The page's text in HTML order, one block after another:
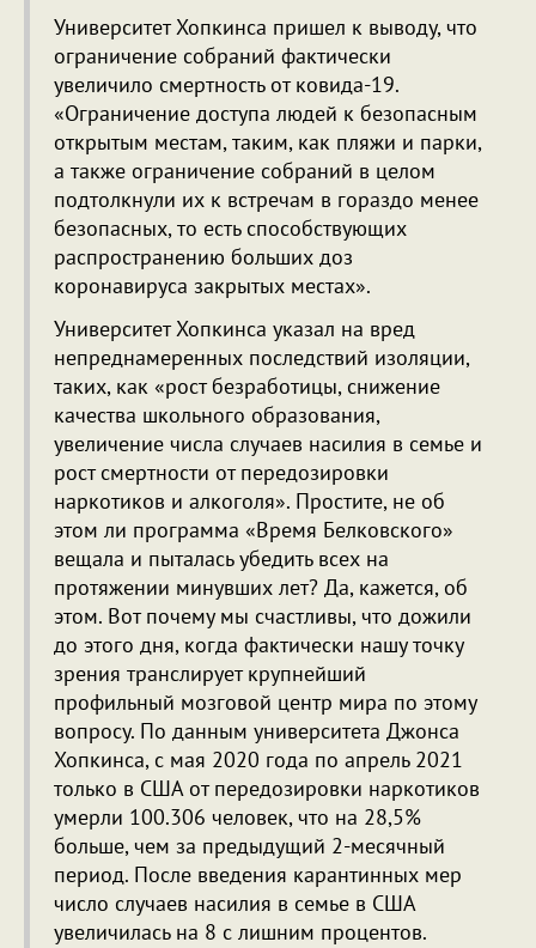
Университет Хопкинса пришел к выводу, что
ограничение собраний фактически
увеличило смертность от ковида-19.
«Ограничение доступа людей к безопасным
открытым местам, таким, как пляжи и парки,
а также ограничение собраний в целом
подтолкнули их к встречам в гораздо менее
безопасных, то есть способствующих
распространению больших доз
коронавируса закрытых местах».
Университет Хопкинса указал на вред
непреднамеренных последствий изоляции,
таких, как «рост безработицы, снижение
качества школьного образования,
увеличение числа случаев насилия в семье и
рост смертности от передозировки
наркотиков и алкоголя». Простите, не об
этом ли программа «Время Белковского»
вещала и пыталась убедить всех на
протяжении минувших лет? Да, кажется, об
этом. Вот почему мы счастливы, что дожили
до этого дня, когда фактически нашу точку
зрения транслирует крупнейший
профильный мозговой центр мира по этому
вопросу. По данным университета Джонса
Хопкинса, с мая 2020 года по апрель 2021
только в США от передозировки наркотиков
умерли 100.306 человек, что на 28,5%
больше, чем за предыдущий 2-месячный
период. После введения карантинных мер
число случаев насилия в семье в США
увеличилась на 8 с лишним процентов.